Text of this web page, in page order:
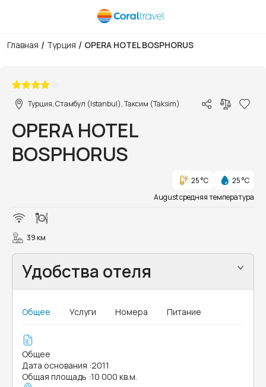
Главная / Турция / OPERA HOTEL BOSPHORUS
Турция, Стамбул (Istanbul), Таксим (Taksim)
OPERA HOTEL
BOSPHORUS
25 °C
25 °C
August средняя температура
39 км
Удобства отеля
Общее Услуги Номера Питание
Общее
Дата основания :2011
Общая площадь :10 000 кв.м.